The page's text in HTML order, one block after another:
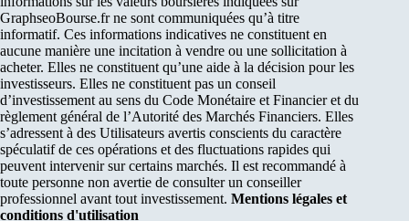
GraphseoBourse.fr ne sont communiquées qu’à titre
informatif. Ces informations indicatives ne constituent en
aucune manière une incitation à vendre ou une sollicitation à
acheter. Elles ne constituent qu’une aide à la décision pour les
investisseurs. Elles ne constituent pas un conseil
d’investissement au sens du Code Monétaire et Financier et du
règlement général de l’Autorité des Marchés Financiers. Elles
s’adressent à des Utilisateurs avertis conscients du caractère
spéculatif de ces opérations et des fluctuations rapides qui
peuvent intervenir sur certains marchés. Il est recommandé à
toute personne non avertie de consulter un conseiller
professionnel avant tout investissement. Mentions légales et
conditions d'utilisation